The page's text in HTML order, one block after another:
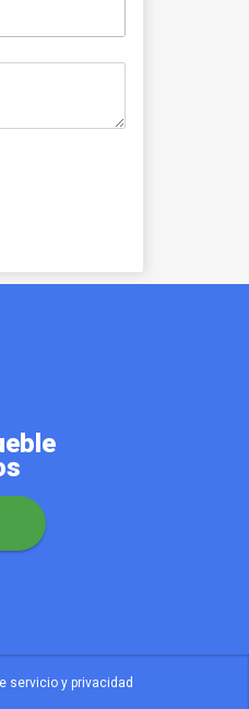
servicio y privacidad